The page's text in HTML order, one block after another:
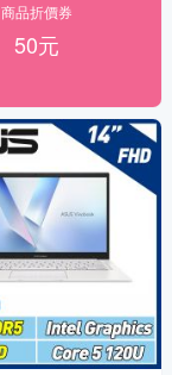
商品折價券
50元